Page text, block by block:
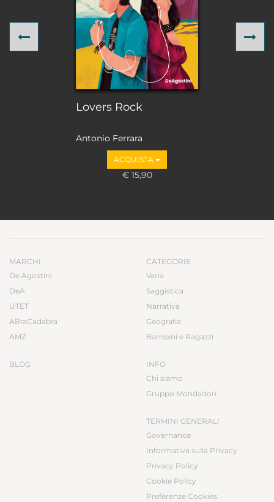
Lovers Rock
Antonio Ferrara
ACQUISTA
€ 15,90
Previous
MARCHI
De Agostini
DeA
UTET
ABraCadabra
AMZ
BLOG
CATEGORIE
Varia
Saggistica
Narrativa
Geografia
Bambini e Ragazzi
INFO
Chi siamo
Gruppo Mondadori
TERMINI GENERALI
Governance
Informativa sulla Privacy
Privacy Policy
Cookie Policy
Preferenze Cookies